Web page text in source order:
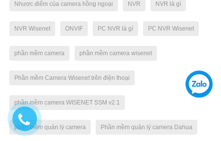
Nhược điểm của camera hồng ngoại NVR NVR là gì
NVR Wisenet ONVIF PC NVR là gì PC NVR Wisenet
phần mềm camera phần mềm camera wisenet
Phần mềm Camera Wisenet trên điện thoại
phần mềm camera WISENET SSM v2.1
phần mềm quản lý camera Phần mềm quản lý camera Dahua